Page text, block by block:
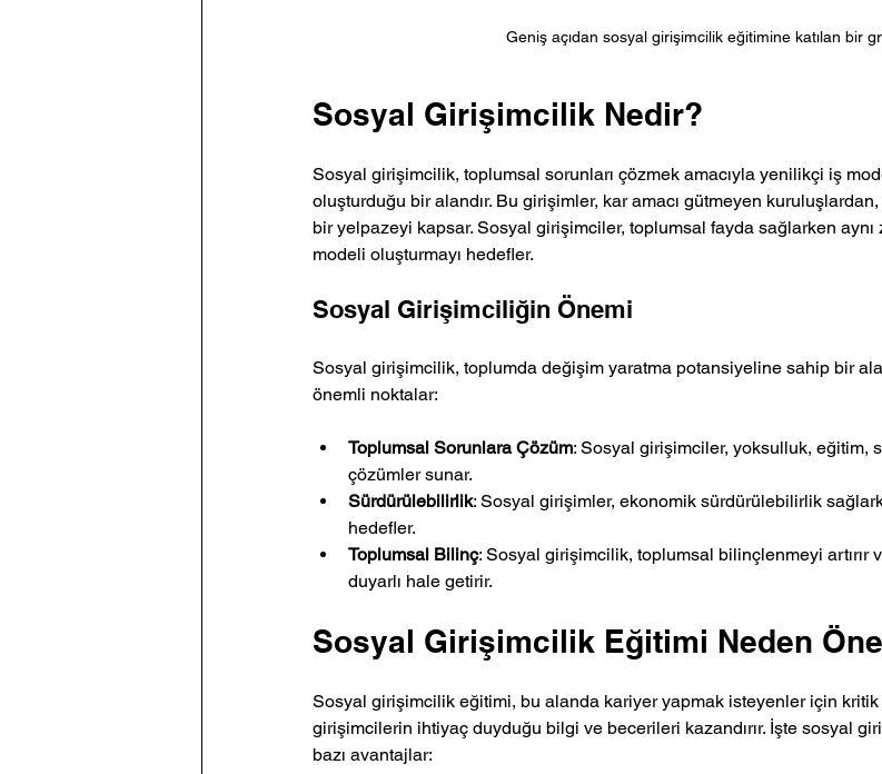
Geniş açıdan sosyal girişimcilik eğitimine katılan bir
Sosyal Girişimcilik Nedir?
Sosyal girişimcilik, toplumsal sorunları çözmek amacıyla yenilikçi iş
oluşturduğu bir alandır. Bu girişimler, kar amacı gütmeyen
bir yelpazeyi kapsar. Sosyal girişimciler, toplumsal fayda sağlarken
modeli oluşturmayı hedefler.
Sosyal Girişimciliğin Önemi
Sosyal girişimcilik, toplumda değişim yaratma potansiyeline sahip bir
önemli noktalar:
Toplumsal Sorunlara Çözüm: Sosyal girişimciler, yoksulluk, eğitim,
çözümler sunar.
Sürdürülebilirlik: Sosyal girişimler, ekonomik sürdürülebilirlik
hedefler.
Toplumsal Bilinç: Sosyal girişimcilik, toplumsal bilinçlenmeyi artırır
duyarlı hale getirir.
Sosyal Girişimcilik Eğitimi Neden
Sosyal girişimcilik eğitimi, bu alanda kariyer yapmak isteyenler için kritik
girişimcilerin ihtiyaç duyduğu bilgi ve becerileri kazandırır. İşte sosyal
bazı avantajlar: